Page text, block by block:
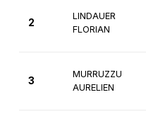
2
LINDAUER
FLORIAN
3
MURRUZZU
AURELIEN